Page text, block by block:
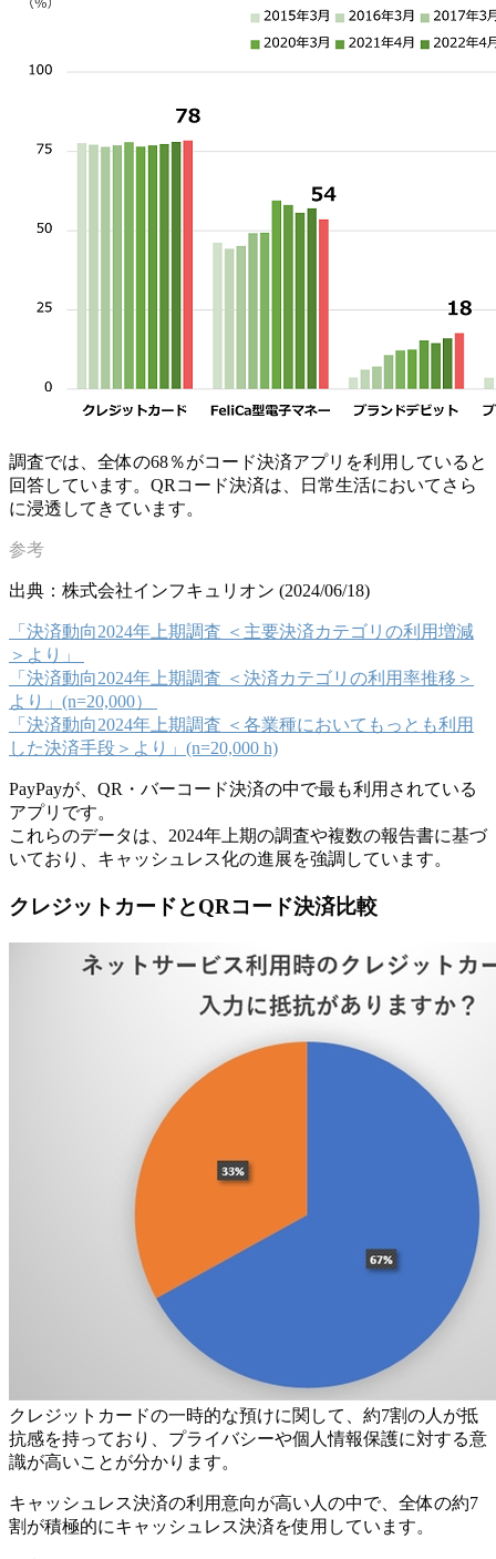
調査では、全体の68％がコード決済アプリを利用していると
回答しています。QRコード決済は、日常生活においてさら
に浸透してきています。
出典：株式会社インフキュリオン (2024/06/18)
「決済動向2024年上期調査 ＜主要決済カテゴリの利用増減
＞より」
「決済動向2024年上期調査 ＜決済カテゴリの利用率推移＞
より」(n=20,000）
「決済動向2024年上期調査 ＜各業種においてもっとも利用
した決済手段＞より」(n=20,000 h)
PayPayが、QR・バーコード決済の中で最も利用されている
アプリです。
これらのデータは、2024年上期の調査や複数の報告書に基づ
いており、キャッシュレス化の進展を強調しています。
クレジットカードとQRコード決済比較
クレジットカードの一時的な預けに関して、約7割の人が抵
抗感を持っており、プライバシーや個人情報保護に対する意
識が高いことが分かります。
キャッシュレス決済の利用意向が高い人の中で、全体の約7
割が積極的にキャッシュレス決済を使用しています。